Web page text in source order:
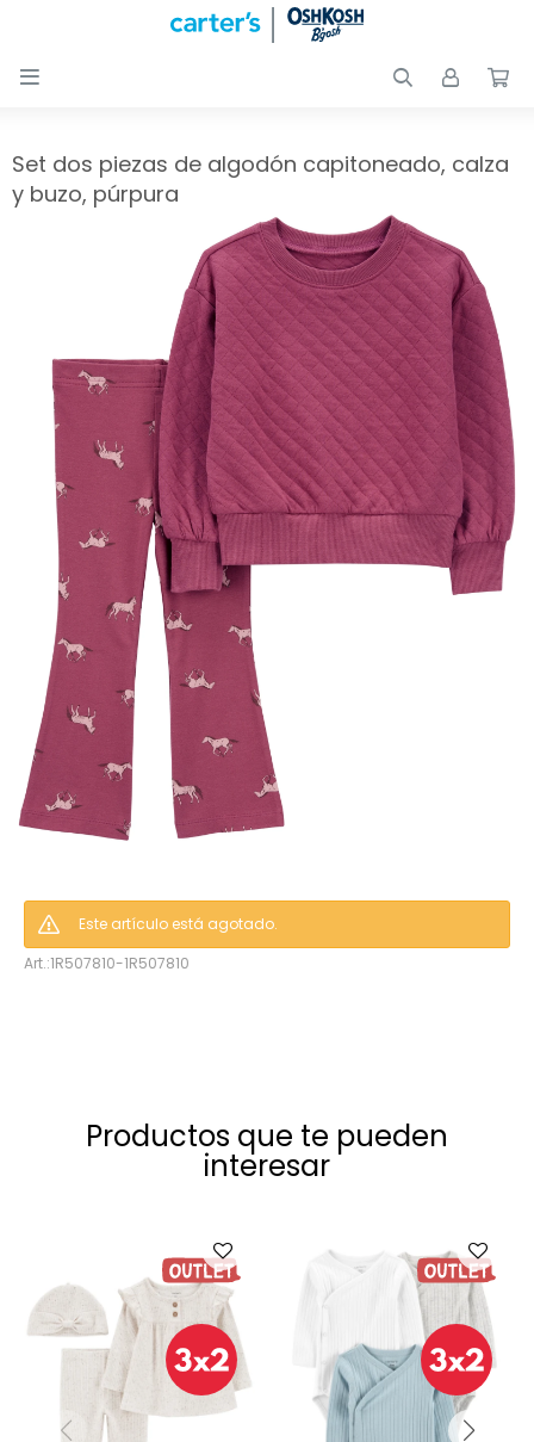

Set dos piezas de algodón capitoneado, calza
y buzo, púrpura
1R507810-1R507810
Este artículo está agotado.
Productos que te pueden
interesar
Nuevos
Recién
nacidos
Club
Carter
OUTLET
Skip-
hop